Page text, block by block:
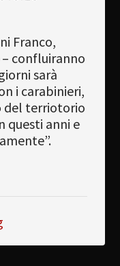
Franco,
confluiranno
sarà
i carabinieri,
del terriotorio
questi anni e